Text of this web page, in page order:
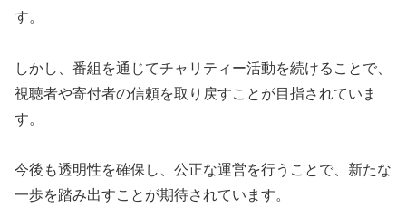
す。
しかし、番組を通じてチャリティー活動を続けることで、
視聴者や寄付者の信頼を取り戻すことが目指されていま
す。
今後も透明性を確保し、公正な運営を行うことで、新たな
一歩を踏み出すことが期待されています。